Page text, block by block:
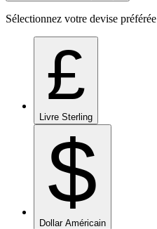
Sélectionnez votre devise préférée
£
Livre Sterling
$
Dollar Américain